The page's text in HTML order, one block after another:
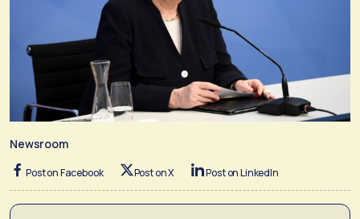
Newsroom
Post on Facebook Post on X Post on LinkedIn